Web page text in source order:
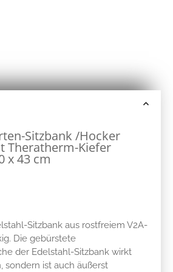
Sitzbank /Hocker
Theratherm-Kiefer
x 43 cm
Sitzbank aus rostfreiem V2A-
Die gebürstete
der Edelstahl-Sitzbank wirkt
sondern ist auch äußerst